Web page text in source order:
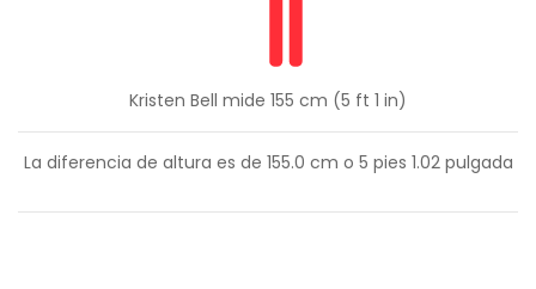
Kristen Bell mide 155 cm (5 ft 1 in)
La diferencia de altura es de 155.0 cm o 5 pies 1.02pulgada